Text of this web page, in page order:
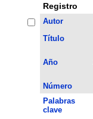
Registro
Autor
Título
Año
Número
Palabras
clave